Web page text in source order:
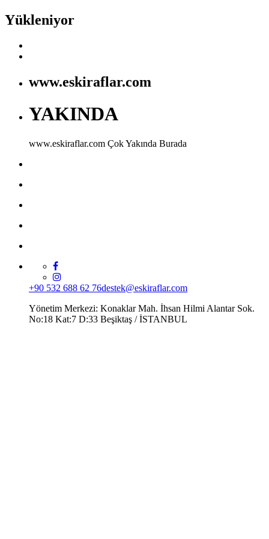
Yükleniyor
www.eskiraflar.com
YAKINDA
www.eskiraflar.com Çok Yakında Burada
+90 532 688 62 76destek@eskiraflar.com
Yönetim Merkezi: Konaklar Mah. İhsan Hilmi Alantar Sok.
No:18 Kat:7 D:33 Beşiktaş / İSTANBUL